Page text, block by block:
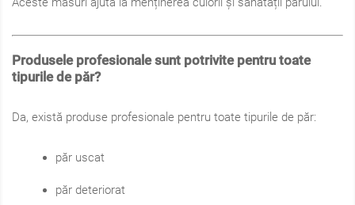
Produsele profesionale sunt potrivite pentru toate
tipurile de păr?
Da, există produse profesionale pentru toate tipurile de păr:
păr uscat
păr deteriorat